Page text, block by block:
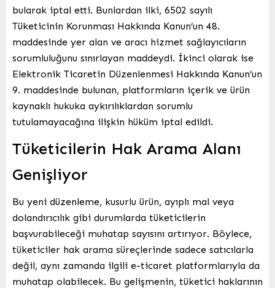
bularak iptal etti. Bunlardan ilki, 6502 sayılı
Tüketicinin Korunması Hakkında Kanun’un 48.
maddesinde yer alan ve aracı hizmet sağlayıcıların
sorumluluğunu sınırlayan maddeydi. İkinci olarak ise
Elektronik Ticaretin Düzenlenmesi Hakkında Kanun’un
9. maddesinde bulunan, platformların içerik ve ürün
kaynaklı hukuka aykırılıklardan sorumlu
tutulamayacağına ilişkin hüküm iptal edildi.
Tüketicilerin Hak Arama Alanı
Genişliyor
Bu yeni düzenleme, kusurlu ürün, ayıplı mal veya
dolandırıcılık gibi durumlarda tüketicilerin
başvurabileceği muhatap sayısını artırıyor. Böylece,
tüketiciler hak arama süreçlerinde sadece satıcılarla
değil, aynı zamanda ilgili e-ticaret platformlarıyla da
muhatap olabilecek. Bu gelişmenin, tüketici haklarının